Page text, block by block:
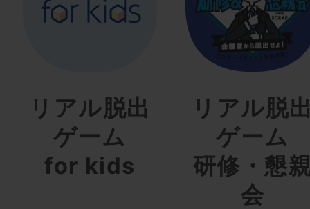
リアル脱出
ゲーム
for kids
リアル脱
ゲーム
研修・懇
会